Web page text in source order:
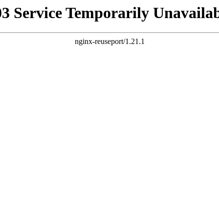
Service Temporarily
nginx-reuseport/1.21.1